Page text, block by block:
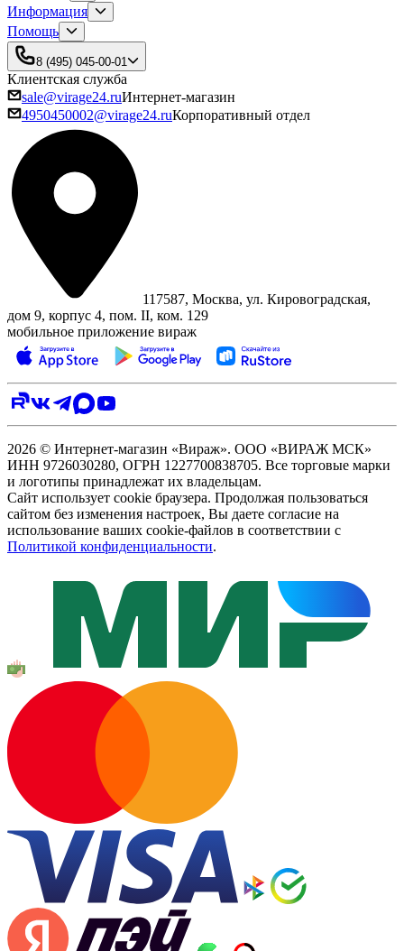
Информация
Помощь
8 (495) 045-00-01
Клиентская служба
sale@virage24.ruИнтернет-магазин
4950450002@virage24.ruКорпоративный отдел
117587, Москва, ул. Кировоградская,
дом 9, корпус 4, пом. II, ком. 129
мобильное приложение вираж
2026 © Интернет-магазин «Вираж». ООО «ВИРАЖ МСК»
ИНН 9726030280, ОГРН 1227700838705. Все торговые марки
и логотипы принадлежат их владельцам.
Сайт использует cookie браузера. Продолжая пользоваться
сайтом без изменения настроек, Вы даете согласие на
использование ваших cookie-файлов в соответствии с
Политикой конфиденциальности.